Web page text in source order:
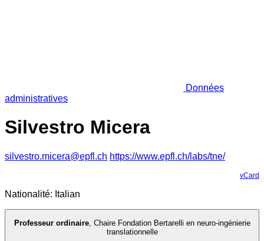
Données
administratives
Silvestro Micera
silvestro.micera@epfl.ch https://www.epfl.ch/labs/tne/
vCard
Nationalité: Italian
Professeur ordinaire, Chaire Fondation Bertarelli en neuro-ingénierie
translationnelle